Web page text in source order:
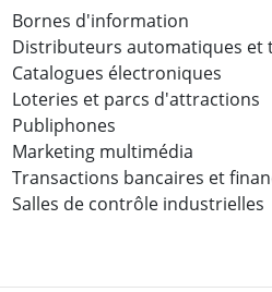
Bornes d'information
Distributeurs automatiques et
Catalogues électroniques
Loteries et parcs d'attractions
Publiphones
Marketing multimédia
Transactions bancaires et
Salles de contrôle industrielles